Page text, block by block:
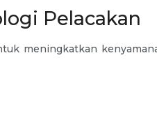
Pelacakan
meningkatkan